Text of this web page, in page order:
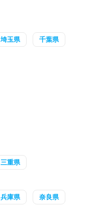
埼玉県 千葉県
三重県
兵庫県 奈良県